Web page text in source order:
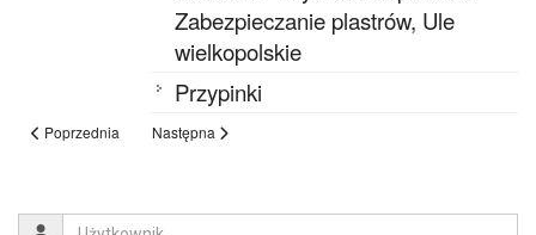
Zabezpieczanie plastrów, Ule
wielkopolskie
Przypinki
Poprzednia Następna